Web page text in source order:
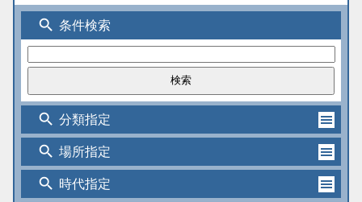
search 条件検索
search 分類指定
search 場所指定
search 時代指定